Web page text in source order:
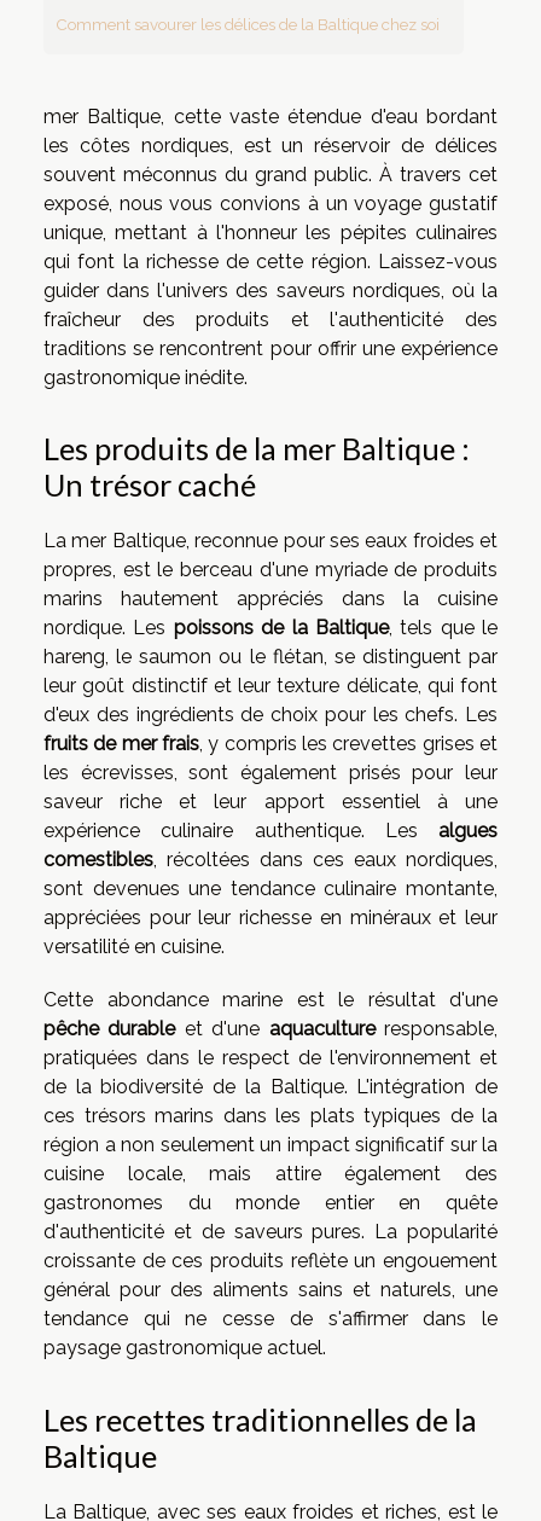
Comment savourer les délices de la Baltique chez soi
mer Baltique, cette vaste étendue d'eau bordant
les côtes nordiques, est un réservoir de délices
souvent méconnus du grand public. À travers cet
exposé, nous vous convions à un voyage gustatif
unique, mettant à l'honneur les pépites culinaires
qui font la richesse de cette région. Laissez-vous
guider dans l'univers des saveurs nordiques, où la
fraîcheur des produits et l'authenticité des
traditions se rencontrent pour offrir une expérience
gastronomique inédite.
Les produits de la mer Baltique :
Un trésor caché
La mer Baltique, reconnue pour ses eaux froides et
propres, est le berceau d'une myriade de produits
marins hautement appréciés dans la cuisine
nordique. Les poissons de la Baltique, tels que le
hareng, le saumon ou le flétan, se distinguent par
leur goût distinctif et leur texture délicate, qui font
d'eux des ingrédients de choix pour les chefs. Les
fruits de mer frais, y compris les crevettes grises et
les écrevisses, sont également prisés pour leur
saveur riche et leur apport essentiel à une
expérience culinaire authentique. Les algues
comestibles, récoltées dans ces eaux nordiques,
sont devenues une tendance culinaire montante,
appréciées pour leur richesse en minéraux et leur
versatilité en cuisine.
Cette abondance marine est le résultat d'une
pêche durableet d'une aquacultureresponsable,
pratiquées dans le respect de l'environnement et
de la biodiversité de la Baltique. L'intégration de
ces trésors marins dans les plats typiques de la
région a non seulement un impact significatif sur la
cuisine locale, mais attire également des
gastronomes du monde entier en quête
d'authenticité et de saveurs pures. La popularité
croissante de ces produits reflète un engouement
général pour des aliments sains et naturels, une
tendance qui ne cesse de s'affirmer dans le
paysage gastronomique actuel.
Les recettes traditionnelles de la
Baltique
La Baltique, avec ses eaux froides et riches, est le